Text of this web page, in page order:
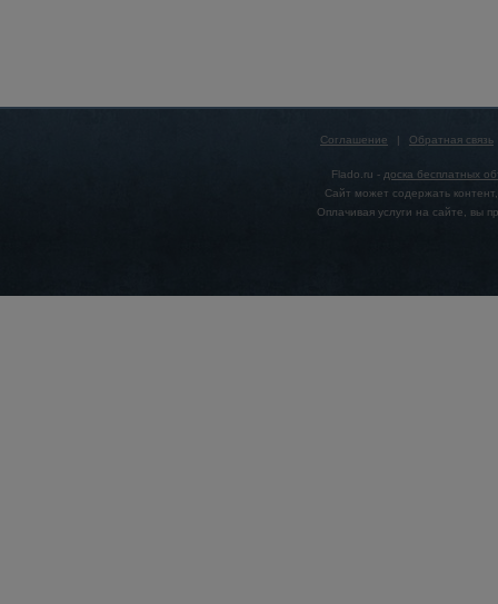
Соглашение | Обратная связь
Flado.ru - доска бесплатных
Сайт может содержать
Оплачивая услуги на сайте, вы